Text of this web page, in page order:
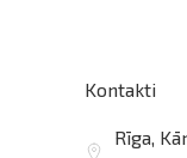
Kontakti
Rīga,